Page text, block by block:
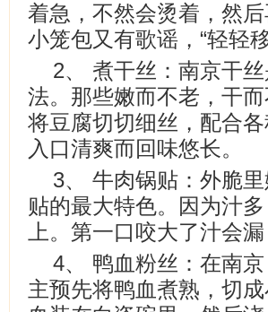
着急，不然会烫着，然
小笼包又有歌谣，“轻轻
2、 煮干丝：南京干
法。那些嫩而不老，干
将豆腐切切细丝，配合
入口清爽而回味悠长。
3、 牛肉锅贴：外脆
贴的最大特色。因为汁
上。第一口咬大了汁会
4、 鸭血粉丝：在南
主预先将鸭血煮熟，切